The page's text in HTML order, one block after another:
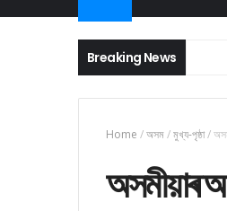
Breaking News
Home /অসম/মুখ্য-পৃষ্ঠা/
অসমীয়াৰ